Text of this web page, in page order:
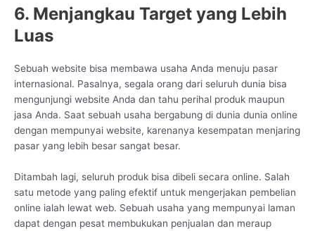
6. Menjangkau Target yang Lebih
Luas
Sebuah website bisa membawa usaha Anda menuju pasar
internasional. Pasalnya, segala orang dari seluruh dunia bisa
mengunjungi website Anda dan tahu perihal produk maupun
jasa Anda. Saat sebuah usaha bergabung di dunia dunia online
dengan mempunyai website, karenanya kesempatan menjaring
pasar yang lebih besar sangat besar.
Ditambah lagi, seluruh produk bisa dibeli secara online. Salah
satu metode yang paling efektif untuk mengerjakan pembelian
online ialah lewat web. Sebuah usaha yang mempunyai laman
dapat dengan pesat membukukan penjualan dan meraup